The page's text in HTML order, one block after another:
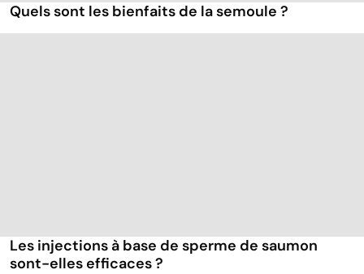
Quels sont les bienfaits de la semoule ?
Les injections à base de sperme de saumon
sont-elles efficaces ?